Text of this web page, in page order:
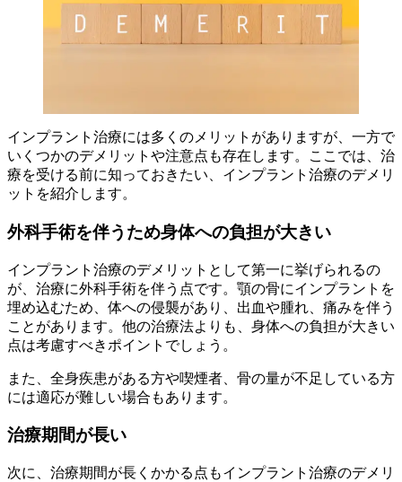
インプラント治療には多くのメリットがありますが、一方で
いくつかのデメリットや注意点も存在します。ここでは、治
療を受ける前に知っておきたい、インプラント治療のデメリ
ットを紹介します。
外科手術を伴うため身体への負担が大きい
インプラント治療のデメリットとして第一に挙げられるの
が、治療に外科手術を伴う点です。顎の骨にインプラントを
埋め込むため、体への侵襲があり、出血や腫れ、痛みを伴う
ことがあります。他の治療法よりも、身体への負担が大きい
点は考慮すべきポイントでしょう。
また、全身疾患がある方や喫煙者、骨の量が不足している方
には適応が難しい場合もあります。
治療期間が長い
次に、治療期間が長くかかる点もインプラント治療のデメリ